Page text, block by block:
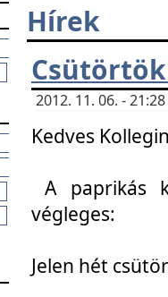
Hírek
2012. 11. 06. -
Kedves
A paprikás
végleges:
Jelen hét